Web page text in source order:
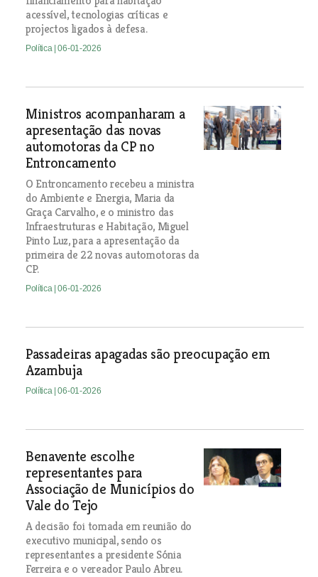
acessível, tecnologias críticas e
projectos ligados à defesa.
Política | 06-01-2026
Ministros acompanharam a
apresentação das novas
automotoras da CP no
Entroncamento
O Entroncamento recebeu a ministra
do Ambiente e Energia, Maria da
Graça Carvalho, e o ministro das
Infraestruturas e Habitação, Miguel
Pinto Luz, para a apresentação da
primeira de 22 novas automotoras da
CP.
Política | 06-01-2026
Passadeiras apagadas são preocupação em
Azambuja
Política | 06-01-2026
Benavente escolhe
representantes para
Associação de Municípios do
Vale do Tejo
A decisão foi tomada em reunião do
executivo municipal, sendo os
representantes a presidente Sónia
Ferreira e o vereador Paulo Abreu.